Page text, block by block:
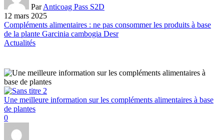
ParAnticoag Pass S2D
12 mars 2025
Compléments alimentaires : ne pas consommer les produits à base
de la plante Garcinia cambogia Desr
Actualités
Une meilleure information sur les compléments alimentaires à base
de plantes
0